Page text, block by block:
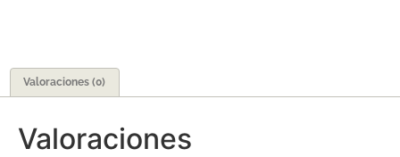
Valoraciones (0)
Valoraciones